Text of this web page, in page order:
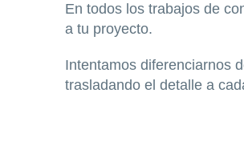
En todos los trabajos de
a tu proyecto.
Intentamos diferenciarnos
trasladando el detalle a